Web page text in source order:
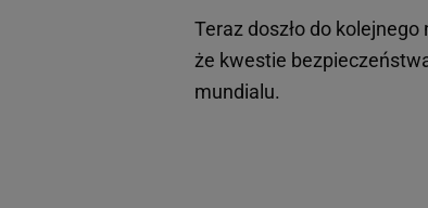
Teraz doszło do
że kwestie
mundialu.